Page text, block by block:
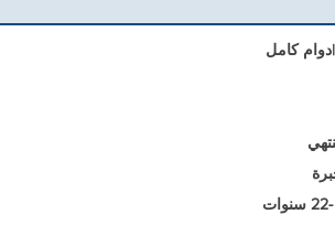
|دوام كامل
22 سنوات